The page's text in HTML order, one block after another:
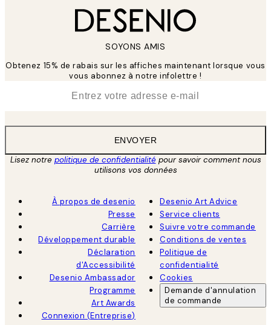
SOYONS AMIS
Obtenez 15% de rabais sur les affiches maintenant lorsque vous
vous abonnez à notre infolettre !
ENVOYER
Lisez notre politique de confidentialitépour savoir comment nous
utilisons vos données
À propos de desenio
Presse
Carrière
Développement durable
Déclaration
d'Accessibilité
Desenio Ambassador
Programme
Art Awards
Connexion (Entreprise)
Desenio Art Advice
Service clients
Suivre votre commande
Conditions de ventes
Politique de
confidentialité
Cookies
Demande d'annulation
de commande